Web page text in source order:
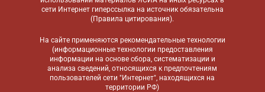
сети Интернет гиперссылка на источник обязательна
(Правила цитирования).
На сайте применяются рекомендательные технологии
(информационные технологии предоставления
информации на основе сбора, систематизации и
анализа сведений, относящихся к предпочтениям
пользователей сети "Интернет", находящихся на
территории РФ)